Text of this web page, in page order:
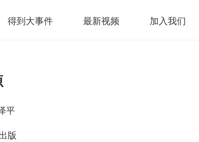
得到大事件 最新视频 加入我们
平
版